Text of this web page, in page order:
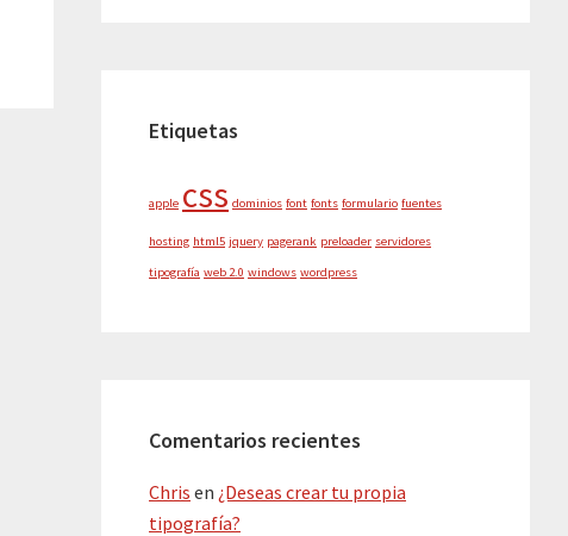
Etiquetas
apple css dominios font fonts formulario fuentes
hosting html5 jquery pagerank preloader servidores
tipografía web 2.0 windows wordpress
Comentarios recientes
Chris en ¿Deseas crear tu propia
tipografía?